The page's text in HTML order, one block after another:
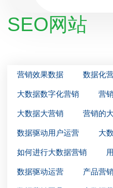
SEO网站
营销效果数据 数据化
大数据数字化营销 营
大数据大营销 营销的
数据驱动用户运营 大
如何进行大数据营销
数据驱动运营 产品营